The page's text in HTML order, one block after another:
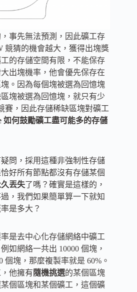
事先無法預測，因此礦工存
競猜的機會越大，獲得出塊獎
的存儲空間有限，不能保存
出塊機率，他會優先保存在
。因為每個塊被選為回憶塊
塊被選為回憶塊，就只有少
賽，因此存儲稀缺區塊對礦工
如何鼓勵礦工盡可能多的存儲
問，採用這種非強制性存儲
好所有節點都沒有存儲某個
丟失了嗎？確實是這樣的，
，我們如果簡單算一下就知
是多大？
是去中心化存儲網絡中礦工
如網絡一共出 10000 個塊，
個塊，那麼複製率就是 60%。
他擁有 隨機挑選的某個區塊
個區塊和某個礦工，這個礦